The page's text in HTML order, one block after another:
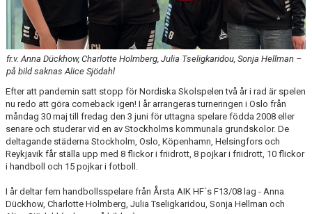
fr.v. Anna Dückhow, Charlotte Holmberg, Julia Tseligkaridou, Sonja Hellman –
på bild saknas Alice Sjödahl
Efter att pandemin satt stopp för Nordiska Skolspelen två år i rad är spelen
nu redo att göra comeback igen! I år arrangeras turneringen i Oslo från
måndag 30 maj till fredag den 3 juni för uttagna spelare födda 2008 eller
senare och studerar vid en av Stockholms kommunala grundskolor. De
deltagande städerna Stockholm, Oslo, Köpenhamn, Helsingfors och
Reykjavik får ställa upp med 8 flickor i friidrott, 8 pojkar i friidrott, 10 flickor
i handboll och 15 pojkar i fotboll.
I år deltar fem handbollsspelare från Årsta AIK HF´s F13/08 lag - Anna
Dückhow, Charlotte Holmberg, Julia Tseligkaridou, Sonja Hellman och